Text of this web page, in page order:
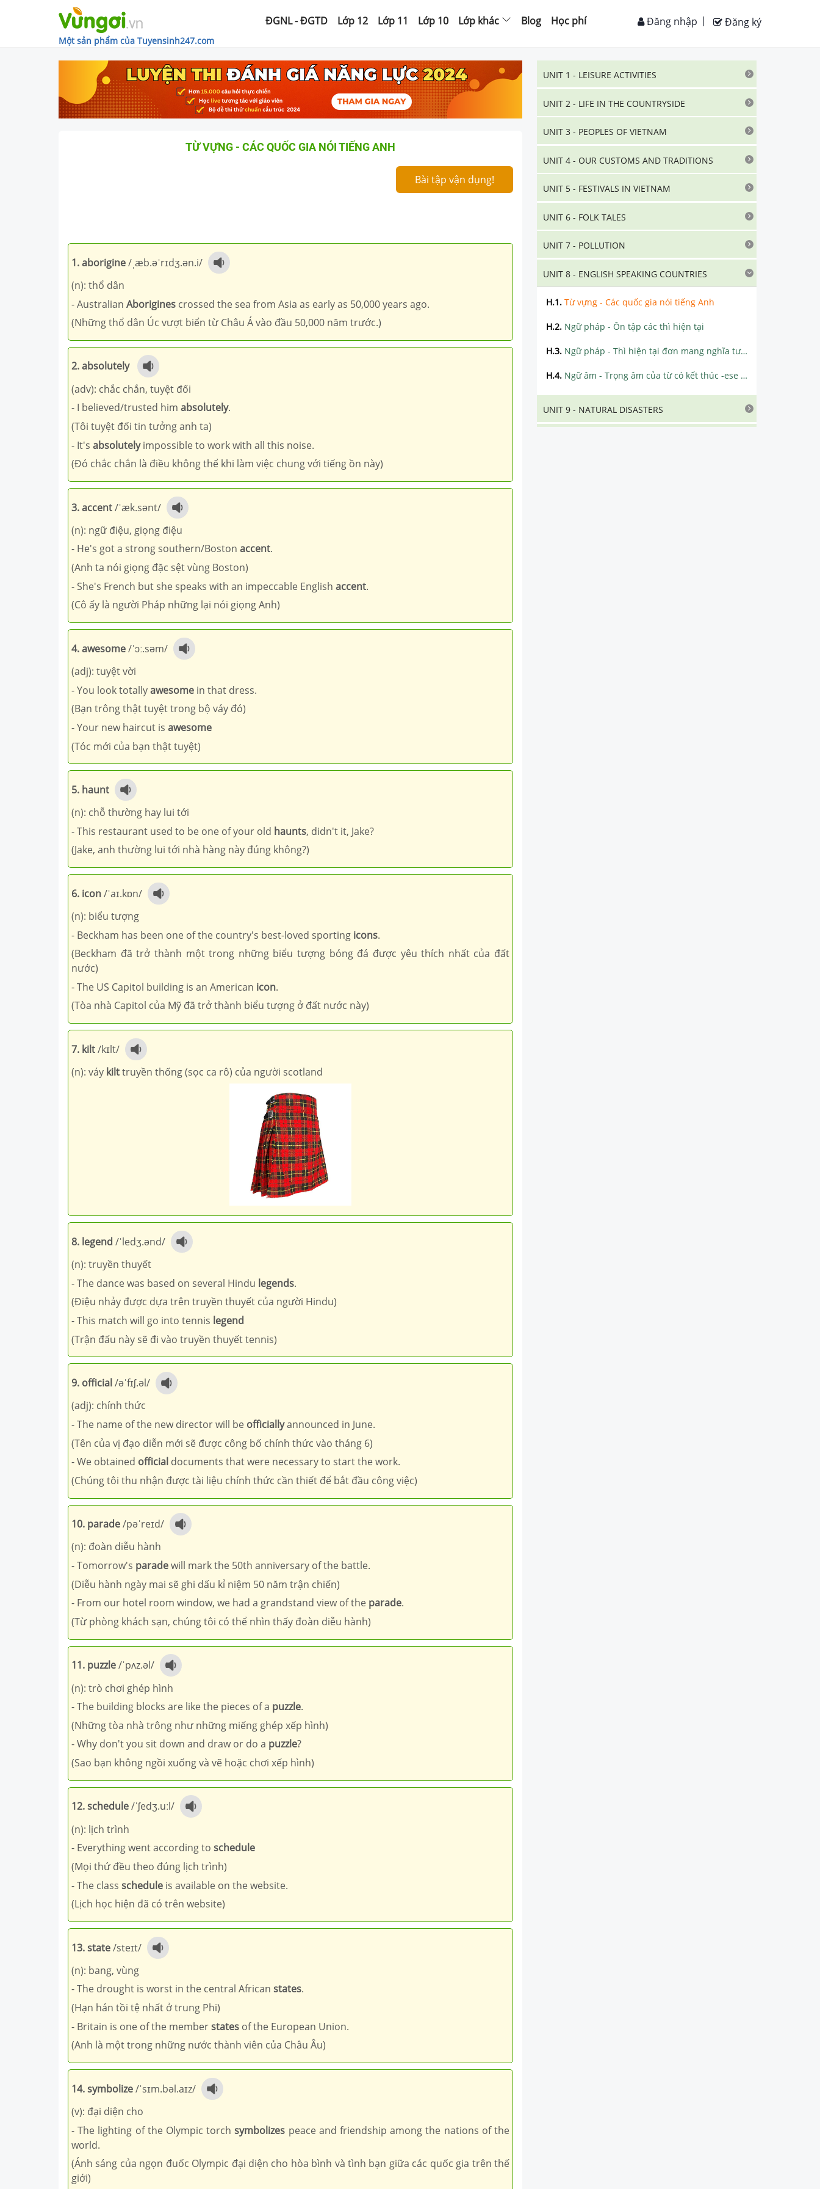
Một sản phẩm của Tuyensinh247.com
ĐGNL - ĐGTD Lớp 12 Lớp 11 Lớp 10 Lớp khác Blog Học phí Đăng ký
Đăng nhập
TỪ VỰNG - CÁC QUỐC GIA NÓI TIẾNG ANH
Bài tập vận dụng!
1. aborigine/ˌæb.əˈrɪdʒ.ən.i/
(n): thổ dân
- Australian Aborigines crossed the sea from Asia as early as 50,000 years ago.
(Những thổ dân Úc vượt biển từ Châu Á vào đầu 50,000 năm trước.)
2. absolutely
(adv): chắc chắn, tuyệt đối
- I believed/trusted him absolutely.
(Tôi tuyệt đối tin tưởng anh ta)
- It's absolutelyimpossible to work with all this noise.
(Đó chắc chắn là điều không thể khi làm việc chung với tiếng ồn này)
3. accent/ˈæk.sənt/
(n): ngữ điệu, giọng điệu
- He's got a strong southern/Boston accent.
(Anh ta nói giọng đặc sệt vùng Boston)
- She's French but she speaks with an impeccable English accent.
(Cô ấy là người Pháp những lại nói giọng Anh)
4. awesome/ˈɔː.səm/
(adj): tuyệt vời
- You look totallyawesome in that dress.
(Bạn trông thật tuyệt trong bộ váy đó)
- Your new haircut is awesome
(Tóc mới của bạn thật tuyệt)
5. haunt
(n): chỗ thường hay lui tới
- This restaurant used to be one of your old haunts, didn't it, Jake?
(Jake, anh thường lui tới nhà hàng này đúng không?)
6. icon/ˈaɪ.kɒn/
(n): biểu tượng
- Beckham has been one of the country's best-loved sporting icons.
(Beckham đã trở thành một trong những biểu tượng bóng đá được yêu thích nhất của đất
nước)
- The US Capitol building is an American icon.
(Tòa nhà Capitol của Mỹ đã trở thành biểu tượng ở đất nước này)
7. kilt/kɪlt/
(n): váy kilttruyền thống (sọc ca rô) của người scotland
8. legend /ˈledʒ.ənd/
(n): truyền thuyết
- The dance was based on several Hindu legends.
(Điệu nhảy được dựa trên truyền thuyết của người Hindu)
- This match will go into tennis legend
(Trận đấu này sẽ đi vào truyền thuyết tennis)
9. official/əˈfɪʃ.əl/
(adj): chính thức
- The name of the new director will be officiallyannounced in June.
(Tên của vị đạo diễn mới sẽ được công bố chính thức vào tháng 6)
- We obtained official documents that were necessary to start the work.
(Chúng tôi thu nhận được tài liệu chính thức cần thiết để bắt đầu công việc)
10. parade/pəˈreɪd/
(n): đoàn diễu hành
- Tomorrow's paradewill mark the 50th anniversary of the battle.
(Diễu hành ngày mai sẽ ghi dấu kỉ niệm 50 năm trận chiến)
- From our hotel room window, we had a grandstand view of the parade.
(Từ phòng khách sạn, chúng tôi có thể nhìn thấy đoàn diễu hành)
11. puzzle/ˈpʌz.əl/
(n): trò chơi ghép hình
- The building blocks are like the pieces of a puzzle.
(Những tòa nhà trông như những miếng ghép xếp hình)
- Why don't you sit down and draw or do a puzzle?
(Sao bạn không ngồi xuống và vẽ hoặc chơi xếp hình)
12. schedule/ˈʃedʒ.uːl/
(n): lịch trình
- Everything went according to schedule
(Mọi thứ đều theo đúng lịch trình)
- The class schedule is available on the website.
(Lịch học hiện đã có trên website)
13. state/steɪt/
(n): bang, vùng
- The drought is worst in the central African states.
(Hạn hán tồi tệ nhất ở trung Phi)
- Britain is one of the memberstates of the European Union.
(Anh là một trong những nước thành viên của Châu Âu)
14. symbolize/ˈsɪm.bəl.aɪz/
(v): đại diện cho
- The lighting of the Olympic torchsymbolizes peace and friendship among the nations of the
world.
(Ánh sáng của ngọn đuốc Olympic đại diện cho hòa bình và tình bạn giữa các quốc gia trên thế
giới)
UNIT 1 - LEISURE ACTIVITIES
UNIT 2 - LIFE IN THE COUNTRYSIDE
UNIT 3 - PEOPLES OF VIETNAM
UNIT 4 - OUR CUSTOMS AND TRADITIONS
UNIT 5 - FESTIVALS IN VIETNAM
UNIT 6 - FOLK TALES
UNIT 7 - POLLUTION
UNIT 8 - ENGLISH SPEAKING COUNTRIES
H.1. Từ vựng - Các quốc gia nói tiếng Anh
H.2. Ngữ pháp - Ôn tập các thì hiện tại
H.3. Ngữ pháp - Thì hiện tại đơn mang nghĩa tương lai
H.4. Ngữ âm - Trọng âm của từ có kết thúc -ese và -ee
UNIT 9 - NATURAL DISASTERS